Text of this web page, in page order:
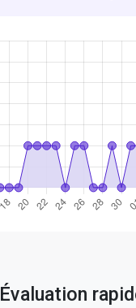
Évaluation